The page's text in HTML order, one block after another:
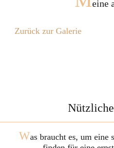
eine
Zurück zur Galerie
Was braucht es, um eine